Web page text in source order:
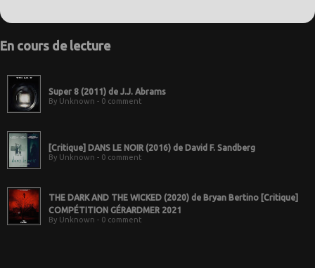
En cours de lecture
Super 8 (2011) de J.J. Abrams
By Unknown - 0 comment
[Critique] DANS LE NOIR (2016) de David F. Sandberg
By Unknown - 0 comment
THE DARK AND THE WICKED (2020) de Bryan Bertino [Critique]
COMPÉTITION GÉRARDMER 2021
By Unknown - 0 comment